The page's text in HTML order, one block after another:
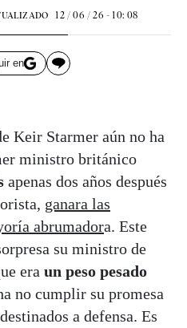
12 / 06 / 26 - 10: 08
en
Keir Starmer aún no ha
ministro británico
apenas dos años después
ganara las
abrumadora. Este
su ministro de
era un peso pesado
no cumplir su promesa
a defensa. Es